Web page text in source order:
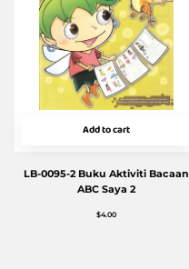
Add to cart
LB-0095-2 Buku Aktiviti Bacaan
ABC Saya 2
$4.00